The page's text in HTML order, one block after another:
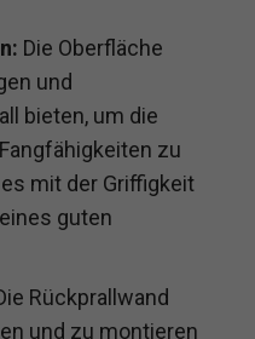
Die Oberfläche
und
bieten, um die
zu
mit der Griffigkeit
guten
Rückprallwand
und zu montieren